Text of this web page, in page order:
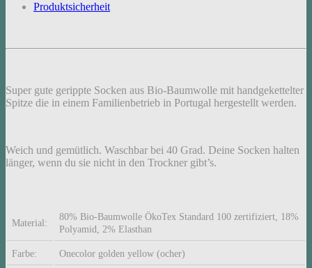
Produktsicherheit
Super gute gerippte Socken aus Bio-Baumwolle mit handgekettelter
Spitze die in einem Familienbetrieb in Portugal hergestellt werden.
Weich und gemütlich. Waschbar bei 40 Grad. Deine Socken halten
länger, wenn du sie nicht in den Trockner gibt’s.
Material:
80% Bio-Baumwolle ÖkoTex Standard 100 zertifiziert, 18%
Polyamid, 2% Elasthan
Farbe: Onecolor golden yellow (ocher)